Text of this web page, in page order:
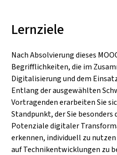
Lernziele
Nach Absolvierung dieses
Begrifflichkeiten, die im
Digitalisierung und dem
Entlang der ausgewählten
Vortragenden erarbeiten Sie
Standpunkt, der Sie
Potenziale digitaler
erkennen, individuell zu
auf Technikentwicklungen zu